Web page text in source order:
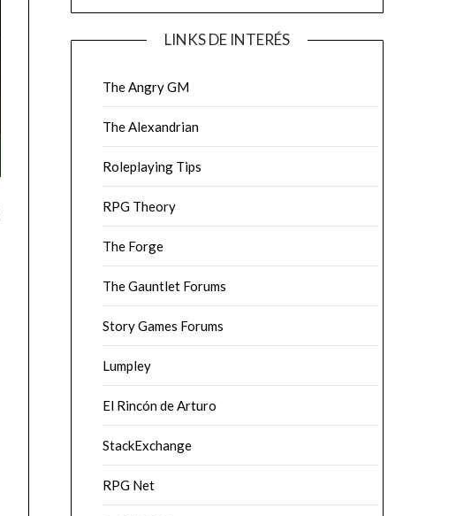
LINKS DE INTERÉS
The Angry GM
The Alexandrian
Roleplaying Tips
RPG Theory
The Forge
The Gauntlet Forums
Story Games Forums
Lumpley
El Rincón de Arturo
StackExchange
RPG Net